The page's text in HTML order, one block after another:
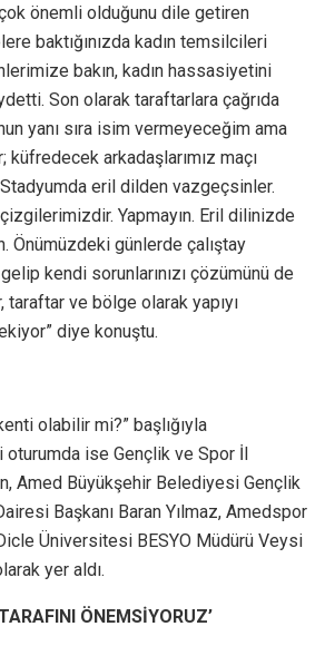
önemli olduğunu dile getiren
baktığınızda kadın temsilcileri
bakın, kadın hassasiyetini
Son olarak taraftarlara çağrıda
yanı sıra isim vermeyeceğim ama
küfredecek arkadaşlarımız maçı
eril dilden vazgeçsinler.
çizgilerimizdir. Yapmayın. Eril dilinizde
Önümüzdeki günlerde çalıştay
kendi sorunlarınızı çözümünü de
taraftar ve bölge olarak yapıyı
diye konuştu.
olabilir mi?” başlığıyla
oturumda ise Gençlik ve Spor İl
Amed Büyükşehir Belediyesi Gençlik
Başkanı Baran Yılmaz, Amedspor
Üniversitesi BESYO Müdürü Veysi
yer aldı.
ÖNEMSİYORUZ’